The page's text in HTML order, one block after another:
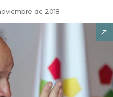
de 2018